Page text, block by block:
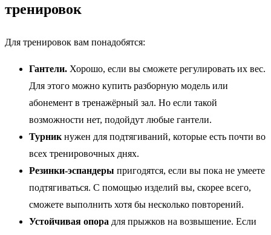
тренировок
Для тренировок вам понадобятся:
Гантели. Хорошо, если вы сможете регулировать их вес.
Для этого можно купить разборную модель или
абонемент в тренажёрный зал. Но если такой
возможности нет, подойдут любые гантели.
Турникнужен для подтягиваний, которые есть почти во
всех тренировочных днях.
Резинки-эспандеры пригодятся, если вы пока не умеете
подтягиваться. С помощью изделий вы, скорее всего,
сможете выполнить хотя бы несколько повторений.
Устойчивая опора для прыжков на возвышение. Если